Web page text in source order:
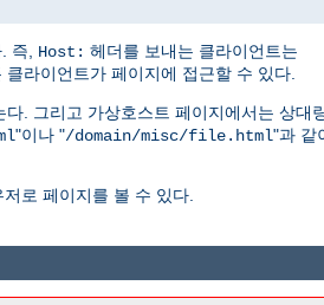
즉, Host: 헤더를 보내는 클라이언트는
클라이언트가 페이지에 접근할 수 있다.
다. 그리고 가상호스트 페이지에서는 상대
"이나 "/domain/misc/file.html"과 같
로 페이지를 볼 수 있다.